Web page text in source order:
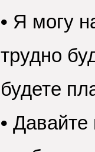
• Я могу
трудно
будете
• Давайте